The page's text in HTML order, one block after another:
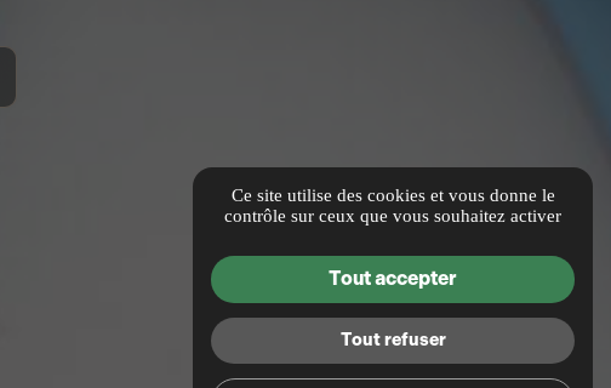
Ce site utilise des cookies et vous donne le
contrôle sur ceux que vous souhaitez activer
Tout accepter
Tout refuser